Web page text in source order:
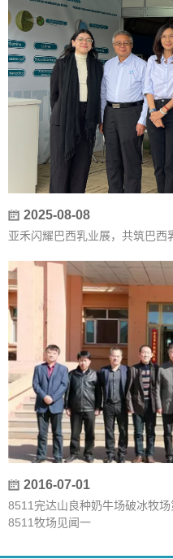
2025-08-08
亚禾闪耀巴西乳业展，共筑巴西
2016-07-01
8511完达山良种奶牛场破冰牧
8511牧场见闻一